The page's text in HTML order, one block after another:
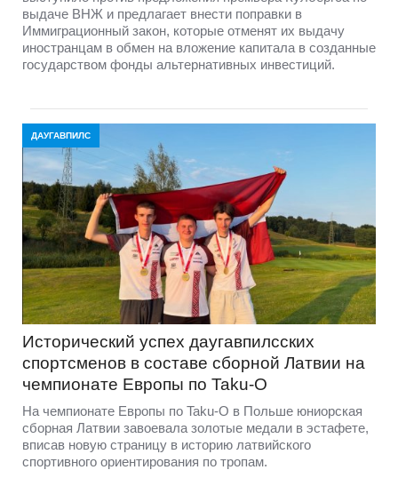
выдаче ВНЖ и предлагает внести поправки в
Иммиграционный закон, которые отменят их выдачу
иностранцам в обмен на вложение капитала в созданные
государством фонды альтернативных инвестиций.
ДАУГАВПИЛС
Исторический успех даугавпилсских
спортсменов в составе сборной Латвии на
чемпионате Европы по Taku-O
На чемпионате Европы по Taku-O в Польше юниорская
сборная Латвии завоевала золотые медали в эстафете,
вписав новую страницу в историю латвийского
спортивного ориентирования по тропам.